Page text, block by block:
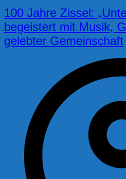
100 Jahre Zissel:
begeistert mit Musik,
gelebter Gemeinschaft